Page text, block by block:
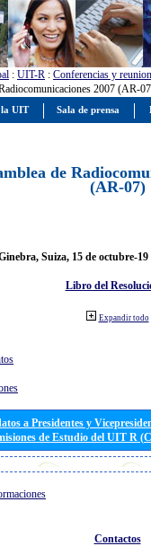
: UIT-R : Conferencias y
2007 (AR-
de
(AR-07)
Suiza, 15 de octubre-19
Libro del
Expandir todo
a Presidentes y
de Estudio del UIT R
Contactos
la UIT Sala de prensa